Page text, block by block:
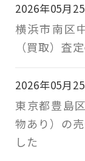
2026年05月
横浜市南区
（買取）査
2026年05月
東京都豊島
物あり）の
した